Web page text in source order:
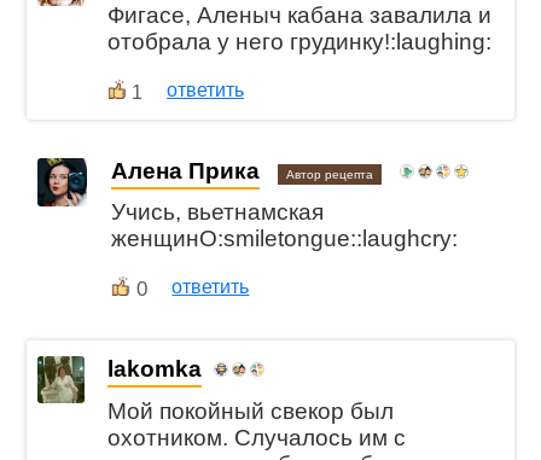
Фигасе, Аленыч кабана завалила и
отобрала у него грудинку!:laughing:
1 ответить
Алена Прика Автор рецепта
Учись, вьетнамская
женщинО:smiletongue::laughcry:
0 ответить
lakomka
Мой покойный свекор был
охотником. Случалось им с